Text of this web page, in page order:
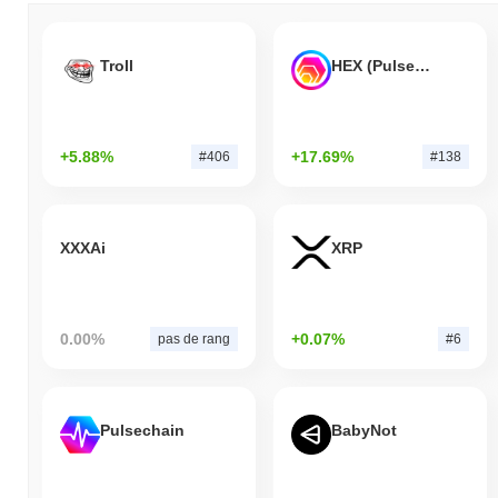
Troll
+5.88% #406
HEX (Pulsechain)
+17.69% #138
XXXAi
0.00% pas de rang
XRP
+0.07% #6
Pulsechain BabyNot